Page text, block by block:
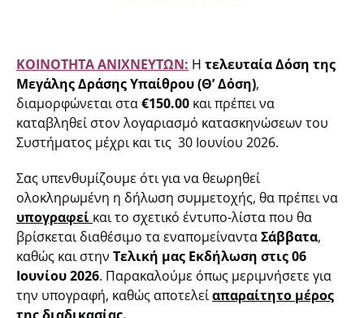
ΚΟΙΝΟΤΗΤΑ ΑΝΙΧΝΕΥΤΩΝ: Η τελευταία Δόση της
Μεγάλης Δράσης Υπαίθρου (Θ’ Δόση),
διαμορφώνεται στα€150.00 και πρέπει να
καταβληθεί στον λογαριασμό κατασκηνώσεων του
Συστήματος μέχρι και τις 30 Ιουνίου 2026.
Σας υπενθυμίζουμε ότι για να θεωρηθεί
ολοκληρωμένη η δήλωση συμμετοχής, θα πρέπει να
υπογραφεί και το σχετικό έντυπο-λίστα που θα
βρίσκεται διαθέσιμο τα εναπομείνανταΣάββατα,
καθώς και στην Τελική μας Εκδήλωση στις 06
Ιουνίου 2026. Παρακαλούμε όπως μεριμνήσετε για
την υπογραφή, καθώς αποτελείαπαραίτητο μέρος